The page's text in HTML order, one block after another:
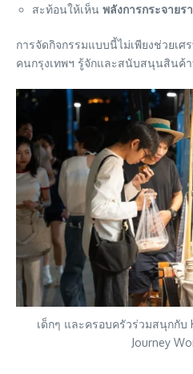
สะท้อนให้เห็น พลังการกระจายร
การจัดกิจกรรมแบบนี้ไม่เพียงช่วยเ
คนกรุงเทพฯ รู้จักและสนับสนุนสินค้
เด็กๆ และครอบครัวร่วมสนุกกับ
Journey